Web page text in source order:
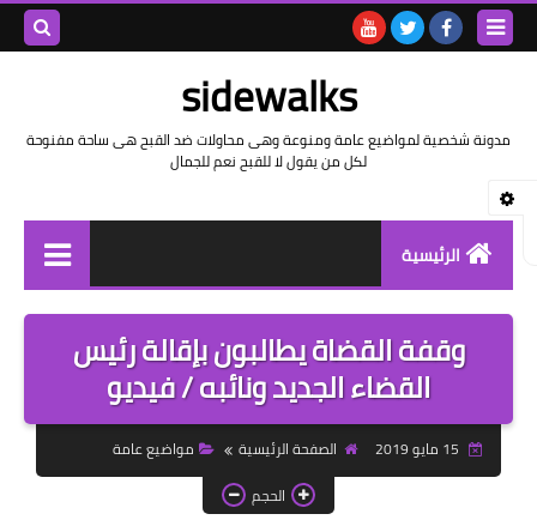
sidewalks
مدونة شخصية لمواضيع عامة ومنوعة وهى محاولات ضد القبح هى ساحة مفنوحة
لكل من يقول لا للقبح نعم للجمال
الرئيسية
توثيق وتاريخ
بيانات
تقارير
خواطر بالعامية
خواطر بالفصحى
وقفة القضاة يطالبون بإقالة رئيس
القضاء الجديد ونائبه / فيديو
الصفحة الرئيسية
مواضيع عامة
الحجم